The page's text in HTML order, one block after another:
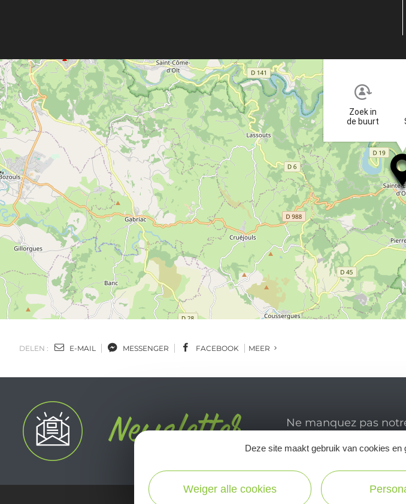
Zoek in
de buurt
DELEN : E-MAIL MESSENGER FACEBOOK MEER
Ne manquez pas
Deze site maakt gebruik van cookies
Weiger alle cookies